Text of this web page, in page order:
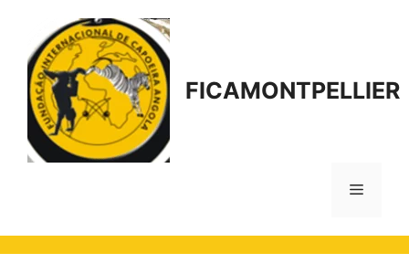
contenu
FICAMONTPELLIER
Menu